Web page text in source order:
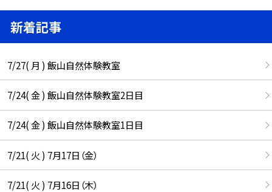
新着記事
7/27( 月 ) 飯山自然体験教室
7/24( 金 ) 飯山自然体験教室2日目
7/24( 金 ) 飯山自然体験教室1日目
7/21( 火 ) 7月17日（金）
7/21( 火 ) 7月16日（木）